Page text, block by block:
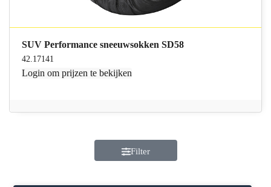
SUV Performance sneeuwsokken SD58
42.17141
Login om prijzen te bekijken
Filter